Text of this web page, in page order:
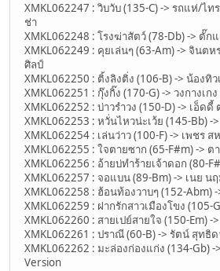
XMKL062247 : วิบวับ (135-C) -> รถแห่/ไ
ช่า
XMKL062248 : โรงฆ่าสัตว์ (78-Db) -> ตั๊ก
XMKL062249 : คุยเล่นๆ (63-Am) -> จินต
ศิลป์
XMKL062250 : ติ้งลิงติ่ง (106-B) -> น้องทิ
XMKL062251 : กุ๊งกิ๊ง (170-G) -> วงกางเกง
XMKL062252 : บ่าวรำวง (150-D) -> เอ็ด
XMKL062253 : หวั่นไหวน่ะเว้ย (145-Bb) -
XMKL062254 : เล่นว่าว (100-F) -> เพชร ส
XMKL062255 : ใจตายซาก (65-F#m) -> ต
XMKL062256 : อ้ายบ่ทำร้ายเจ้าดอก (80-
XMKL062257 : จอแบน (89-Bm) -> เนย น
XMKL062258 : ฮ้อนท้องวาบๆ (152-Abm) -
XMKL062259 : ฝากรักสาวเมืองโขง (105-
XMKL062260 : สายเปย์สายใจ (150-Em) -
XMKL062261 : ปราณี (60-B) -> รัตน์ สุทธิ
XMKL062262 : มะล่องก่องแก่ง (134-Gb)
Version